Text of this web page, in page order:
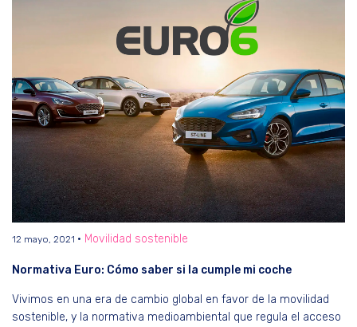
12 mayo, 2021 Movilidad sostenible
Normativa Euro: Cómo saber si la cumple mi coche
Vivimos en una era de cambio global en favor de la movilidad
sostenible, y la normativa medioambiental que regula el acceso